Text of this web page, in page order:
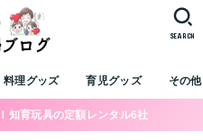
料理グッズ 育児グッズ その他
SEARCH
知育玩具の定額レンタル6社